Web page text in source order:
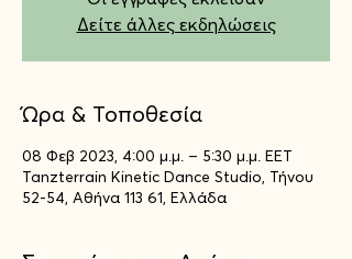
Δείτε άλλες εκδηλώσεις
Ώρα & Τοποθεσία
08 Φεβ 2023, 4:00 μ.μ. – 5:30 μ.μ. EET
Tanzterrain Kinetic Dance Studio, Τήνου
52-54, Αθήνα 113 61, Ελλάδα